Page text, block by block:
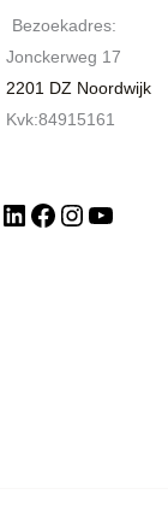
Bezoekadres:
Jonckerweg 17
2201 DZ Noordwijk
Kvk:84915161